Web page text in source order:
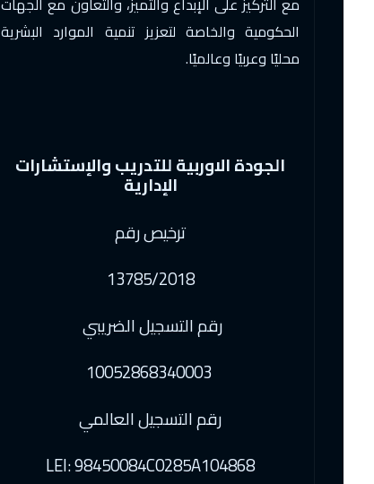
الحكومية والخاصة لتعزيز تنمية الموارد البشرية
محليًا وعربيًا وعالميًا.
الجودة الاوربية للتدريب والإستشارات
الإدارية
ترخيص رقم
13785/2018
رقم التسجيل الضريبي
10052868340003
رقم التسجيل العالمي
LEI: 98450084C0285A104868